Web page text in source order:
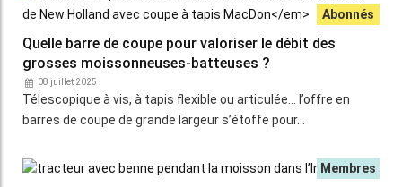
Quelle barre de coupe pour valoriser le débit des
grosses moissonneuses-batteuses ?
08 juillet 2025
Télescopique à vis, à tapis flexible ou articulée… l’offre en
barres de coupe de grande largeur s’étoffe pour…